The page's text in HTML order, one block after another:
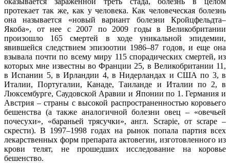
протекает так же, как у человека. Как человеческая болезнь
она называется «новый вариант болезни Кройцфельдта–
Якоба», от нее с 2007 по 2009 годы в Великобритании
произошло 165 смертей в ходе уникальной эпидемии,
явившейся следствием эпизоотии 1986–87 годов, и еще она
взывала почти по всему миру 115 спорадических смертей, из
которых мне известны во Франции 25, в Великобритании 11,
в Испании 5, в Ирландии 4, в Нидерландах и США по 3, в
Италии, Португалии, Канаде, Таиланде и Италии по 2, в
Люксембурге, Саудовской Аравии и Японии по 1. Германия и
Австрия – страны с высокой распространенностью коровьего
бешенства (а также аналогичной болезни овец – «овечьей
почесухи», «бараньей трясучки», англ. Scrapie, от scrape –
скрести). В 1997–1998 годах на рынок попала партия всех
лекарственных форм препарата актовегин, изготовленного из
крови телят, не прошедших исследование на коровье
бешенство.